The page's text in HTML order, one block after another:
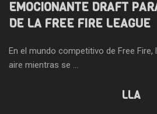
EMOCIONANTE DRAFT
DE LA FREE FIRE LEAGUE
En el mundo competitivo de Free
aire mientras se ...
LLA